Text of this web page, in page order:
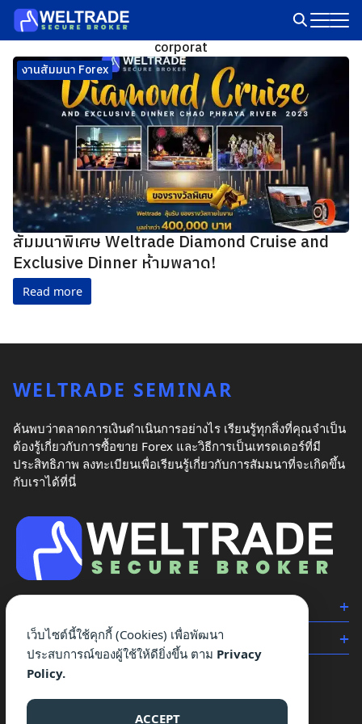
Skip
Search
for:
corporat
งานสัมมนา Forex
สัมมนาพิเศษ Weltrade Diamond Cruise and
Exclusive Dinner ห้ามพลาด!
Read more
WELTRADE SEMINAR
ค้นพบว่าตลาดการเงินดำเนินการอย่างไร เรียนรู้ทุกสิ่งที่คุณจำเป็น
ต้องรู้เกี่ยวกับการซื้อขาย Forex และวิธีการเป็นเทรดเดอร์ที่มี
ประสิทธิภาพ ลงทะเบียนเพื่อเรียนรู้เกี่ยวกับการสัมมนาที่จะเกิดขึ้น
กับเราได้ที่นี่
CATEGORY
WELTRADE THAILANDSince 2012
เว็บไซต์นี้ใช้คุกกี้ (Cookies) เพื่อพัฒนา
ประสบการณ์ของผู้ใช้ให้ดียิ่งขึ้น ตาม Privacy
Policy.
ACCEPT